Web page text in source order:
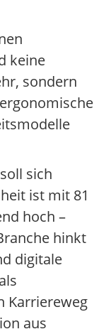
keine
sondern
sich
ist mit 81
hoch –
hinkt
digitale
Karriereweg
aus